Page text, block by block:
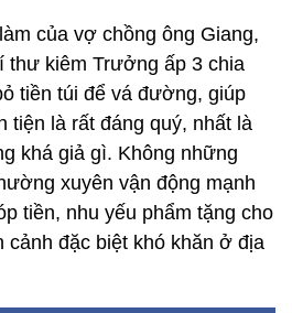
của vợ chồng ông Giang,
thư kiêm Trưởng ấp 3 chia
tiền túi để vá đường, giúp
tiện là rất đáng quý, nhất là
khá giả gì. Không những
xuyên vận động mạnh
tiền, nhu yếu phẩm tặng cho
cảnh đặc biệt khó khăn ở địa